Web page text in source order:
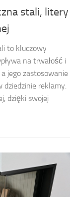
stali, litery
to kluczowy
na trwałość i
jego zastosowanie
dziedzinie reklamy.
dzięki swojej